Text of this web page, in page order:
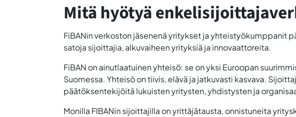
Mitä hyötyä
FiBANin verkoston jäsenenä yritykset ja yhteistyökumppanit
satoja sijoittajia, alkuvaiheen yrityksiä ja innovaattoreita.
FiBAN on ainutlaatuinen yhteisö: se on yksi Euroopan
Suomessa. Yhteisö on tiivis, elävä ja jatkuvasti kasvava.
päätöksentekijöitä lukuisten yritysten, yhdistysten ja
Monilla FIBANin sijoittajilla on yrittäjätausta, onnistuneita